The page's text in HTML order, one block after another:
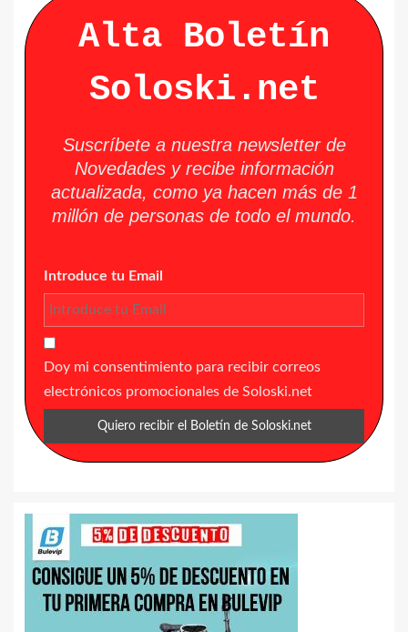
Alta Boletín
Soloski.net
Suscríbete a nuestra newsletter de
Novedades y recibe información
actualizada, como ya hacen más de 1
millón de personas de todo el mundo.
Introduce tu Email
Doy mi consentimiento para recibir correos
electrónicos promocionales de Soloski.net